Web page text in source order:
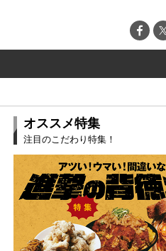
オススメ特集
注目のこだわり特集！